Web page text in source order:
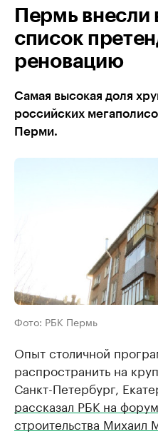
Пермь
список
реновацию
Самая высокая доля
российских
Перми.
Фото: РБК Пермь
Опыт столичной
распространить на
Санкт-Петербург,
рассказал РБК на
строительства Михаил